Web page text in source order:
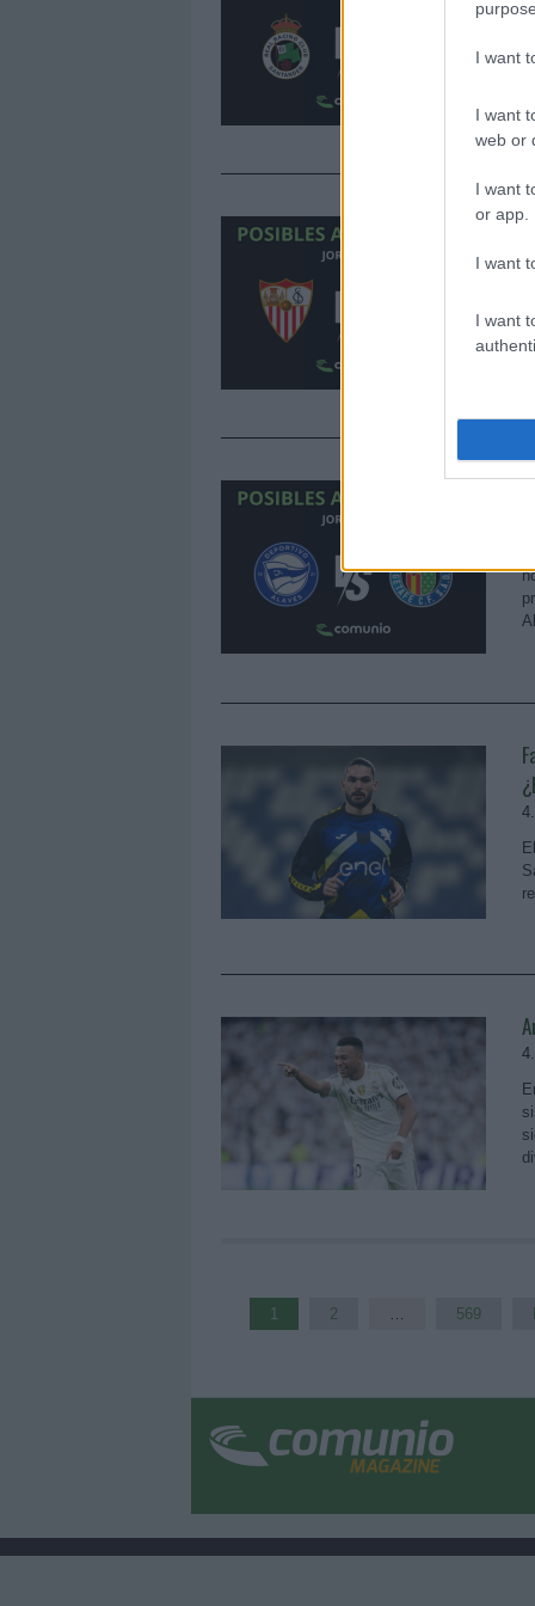
I want
I want
web or
I want
or app.
I want
I want
1 2 569